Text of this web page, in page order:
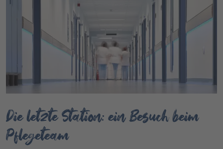
Die letzte Station: ein Besuch beim
Pflegeteam